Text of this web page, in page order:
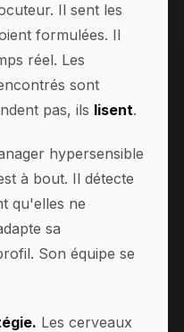
Il sent les
formulées. Il
réel. Les
sont
pas, ils lisent.
hypersensible
à bout. Il détecte
qu'elles ne
sa
Son équipe se
Les cerveaux